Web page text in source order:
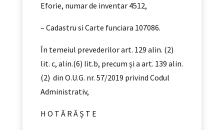
Eforie, numar de inventar 4512,
– Cadastru si Carte funciara 107086.
În temeiul prevederilor art. 129 alin. (2)
lit. c, alin.(6) lit.b, precum și a art. 139 alin.
(2) din O.U.G. nr. 57/2019 privind Codul
Administrativ,
H O T Ă R Ă Ș T E